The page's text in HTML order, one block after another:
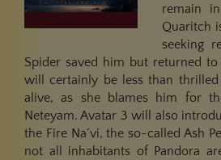
remain
Quaritch
seeking
Spider saved him but returned to
will certainly be less than thrilled
alive, as she blames him for
Neteyam. Avatar 3 will also
the Fire Na´vi, the so-called Ash
not all inhabitants of Pandora